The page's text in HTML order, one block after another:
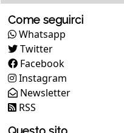
Come seguirci
Whatsapp
Twitter
Facebook
Instagram
Newsletter
RSS